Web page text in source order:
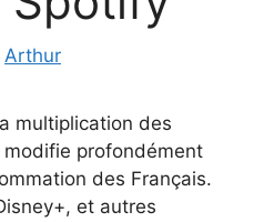
Arthur
multiplication des
profondément
des Français.
et autres